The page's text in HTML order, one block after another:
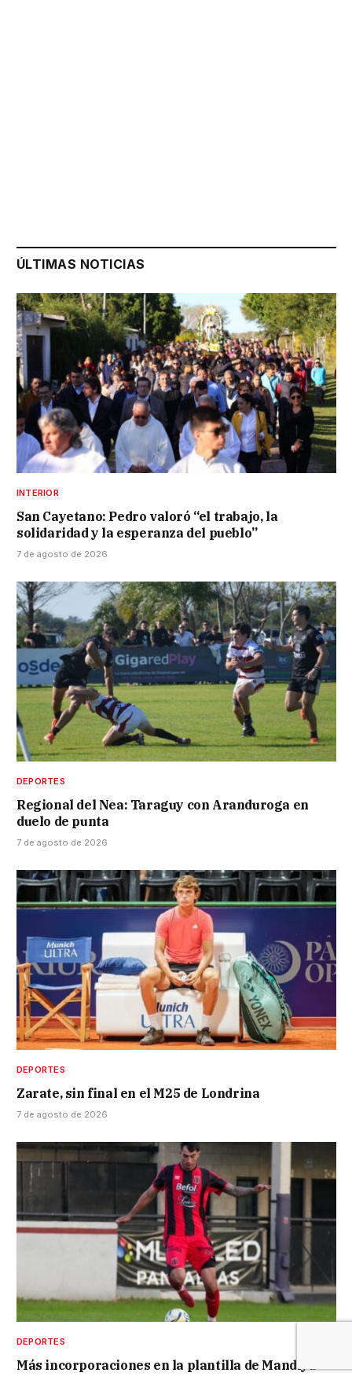
ÚLTIMAS NOTICIAS
INTERIOR
San Cayetano: Pedro valoró “el trabajo, la
solidaridad y la esperanza del pueblo”
7 de agosto de 2026
DEPORTES
Regional del Nea: Taraguy con Aranduroga en
duelo de punta
7 de agosto de 2026
DEPORTES
Zarate, sin final en el M25 de Londrina
7 de agosto de 2026
DEPORTES
Más incorporaciones en la plantilla de Mandiyú